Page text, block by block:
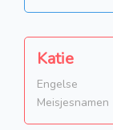
Katie
Engelse
Meisjesnamen